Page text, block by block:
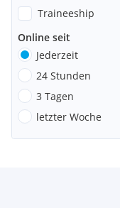
Traineeship
Online seit
Jederzeit
24 Stunden
3 Tagen
letzter Woche